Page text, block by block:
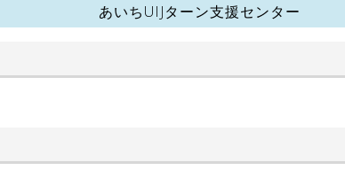
あいちUIJターン支援センター